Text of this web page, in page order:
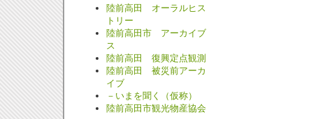
陸前高田 オーラルヒス
トリー
陸前高田市 アーカイブ
ス
陸前高田 復興定点観測
陸前高田 被災前アーカ
イブ
－いまを聞く（仮称）
陸前高田市観光物産協会